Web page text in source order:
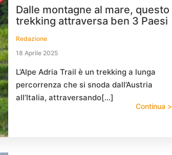
Dalle montagne al mare, questo
trekking attraversa ben 3 Paesi
Redazione
18 Aprile 2025
L’Alpe Adria Trail è un trekking a lunga
percorrenza che si snoda dall’Austria
all’Italia, attraversando[…]
Continua >